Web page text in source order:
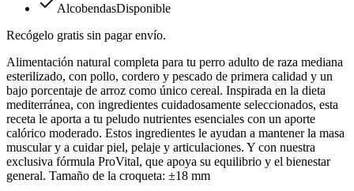
AlcobendasDisponible
Recógelo gratis sin pagar envío.
Alimentación natural completa para tu perro adulto de raza mediana
esterilizado, con pollo, cordero y pescado de primera calidad y un
bajo porcentaje de arroz como único cereal. Inspirada en la dieta
mediterránea, con ingredientes cuidadosamente seleccionados, esta
receta le aporta a tu peludo nutrientes esenciales con un aporte
calórico moderado. Estos ingredientes le ayudan a mantener la masa
muscular y a cuidar piel, pelaje y articulaciones. Y con nuestra
exclusiva fórmula ProVital, que apoya su equilibrio y el bienestar
general. Tamaño de la croqueta: ±18 mm